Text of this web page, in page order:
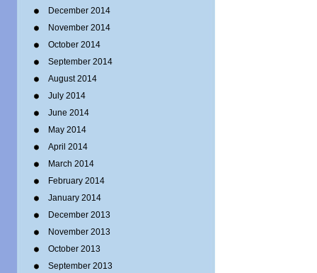
December 2014
November 2014
October 2014
September 2014
August 2014
July 2014
June 2014
May 2014
April 2014
March 2014
February 2014
January 2014
December 2013
November 2013
October 2013
September 2013